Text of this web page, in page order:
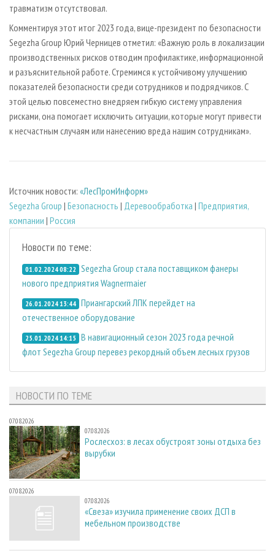
ИНСТРУМЕНТ И МАТЕРИАЛЫ
БИБЛИОТЕКА СПЕЦИАЛИСТА
травматизм отсутствовал.
Комментируя этот итог 2023 года, вице-президент по безопасности
Segezha Group Юрий Черницев отметил: «Важную роль в локализации
производственных рисков отводим профилактике, информационной
и разъяснительной работе. Стремимся к устойчивому улучшению
показателей безопасности среди сотрудников и подрядчиков. С
этой целью повсеместно внедряем гибкую систему управления
рисками, она помогает исключить ситуации, которые могут привести
к несчастным случаям или нанесению вреда нашим сотрудникам».
Источник новости: «ЛесПромИнформ»
Segezha Group | Безопасность | Деревообработка | Предприятия,
компании | Россия
Новости по теме:
01.02.2024 08:22 Segezha Group стала поставщиком фанеры
нового предприятия Wagnermaier
26.01.2024 13:44 Приангарский ЛПК перейдет на
отечественное оборудование
25.01.2024 14:15 В навигационный сезон 2023 года речной
флот Segezha Group перевез рекордный объем лесных грузов
НОВОСТИ ПО ТЕМЕ
07.08.2026
07.08.2026
Рослесхоз: в лесах обустроят зоны отдыха без
вырубки
07.08.2026
07.08.2026
«Свеза» изучила применение своих ДСП в
мебельном производстве